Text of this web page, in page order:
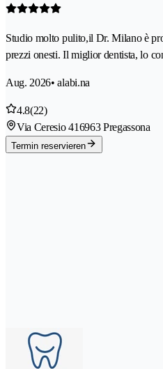
Studio molto pulito,il Dr. Milano è
prezzi onesti. Il miglior dentista, lo
Aug. 2026• alabi.na
4.8(22)
Via Ceresio 416963 Pregassona
Termin reservieren